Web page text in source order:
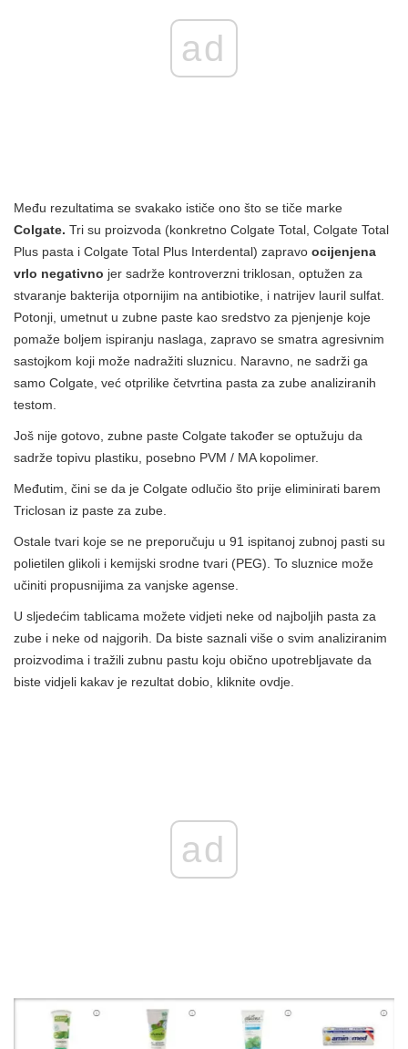
ad
Među rezultatima se svakako ističe ono što se tiče marke
Colgate. Tri su proizvoda (konkretno Colgate Total, Colgate Total
Plus pasta i Colgate Total Plus Interdental) zapravo ocijenjena
vrlo negativno jer sadrže kontroverzni triklosan, optužen za
stvaranje bakterija otpornijim na antibiotike, i natrijev lauril sulfat.
Potonji, umetnut u zubne paste kao sredstvo za pjenjenje koje
pomaže boljem ispiranju naslaga, zapravo se smatra agresivnim
sastojkom koji može nadražiti sluznicu. Naravno, ne sadrži ga
samo Colgate, već otprilike četvrtina pasta za zube analiziranih
testom.
Još nije gotovo, zubne paste Colgate također se optužuju da
sadrže topivu plastiku, posebno PVM / MA kopolimer.
Međutim, čini se da je Colgate odlučio što prije eliminirati barem
Triclosan iz paste za zube.
Ostale tvari koje se ne preporučuju u 91 ispitanoj zubnoj pasti su
polietilen glikoli i kemijski srodne tvari (PEG). To sluznice može
učiniti propusnijima za vanjske agense.
U sljedećim tablicama možete vidjeti neke od najboljih pasta za
zube i neke od najgorih. Da biste saznali više o svim analiziranim
proizvodima i tražili zubnu pastu koju obično upotrebljavate da
biste vidjeli kakav je rezultat dobio, kliknite ovdje.
ad